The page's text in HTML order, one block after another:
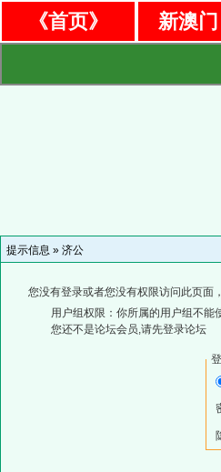
《首页》 新澳门
提示信息 » 济公
您没有登录或者您没有权限访问此页面
用户组权限：你所属的用户组不能
您还不是论坛会员,请先登录论坛